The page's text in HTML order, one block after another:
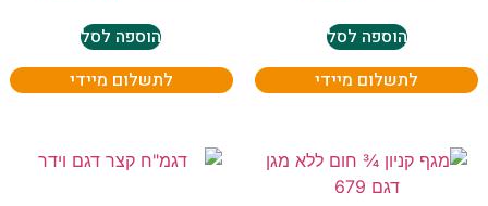
הוספה לסל
לתשלום מיידי
הוספה לסל
לתשלום מיידי